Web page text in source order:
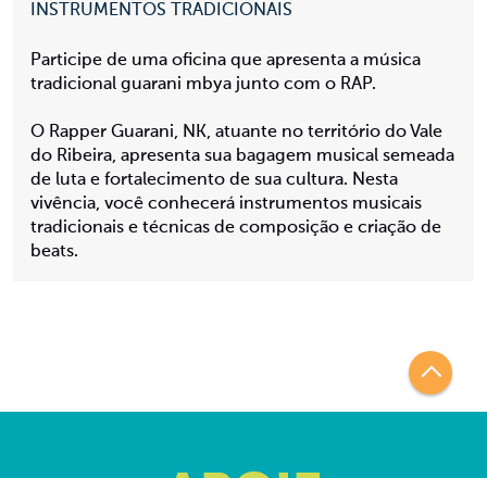
INSTRUMENTOS TRADICIONAIS
Participe de uma oficina que apresenta a música
tradicional guarani mbya junto com o RAP.
O Rapper Guarani, NK, atuante no território do Vale
do Ribeira, apresenta sua bagagem musical semeada
de luta e fortalecimento de sua cultura. Nesta
vivência, você conhecerá instrumentos musicais
tradicionais e técnicas de composição e criação de
beats.